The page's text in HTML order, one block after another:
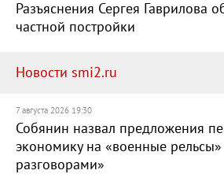
Разъяснения Сергея Гаврилова
частной постройки
Новости smi2.ru
7 августа 2026 19:30
Собянин назвал предложения
экономику на «военные
разговорами»